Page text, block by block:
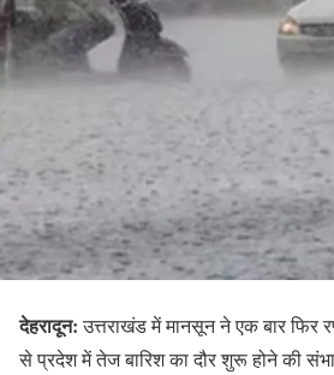
देहरादून:उत्तराखंड में मानसून ने एक बार फिर
से प्रदेश में तेज बारिश का दौर शुरू होने की